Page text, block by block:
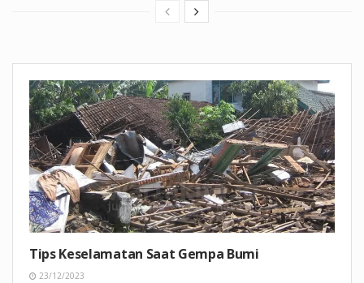
Tips Keselamatan Saat Gempa Bumi
23/12/2023